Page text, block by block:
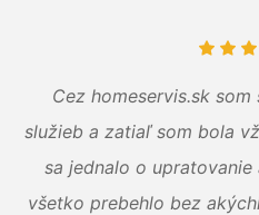
Cez homeservis.sk
služieb a zatiaľ som bola
sa jednalo o
všetko prebehlo bez